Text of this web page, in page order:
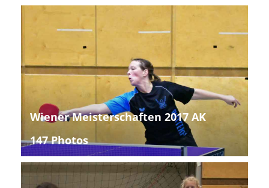
Wiener Meisterschaften 2017 AK
147 Photos